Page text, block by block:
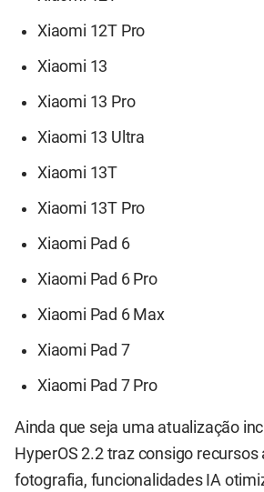
Xiaomi 12T Pro
Xiaomi 13
Xiaomi 13 Pro
Xiaomi 13 Ultra
Xiaomi 13T
Xiaomi 13T Pro
Xiaomi Pad 6
Xiaomi Pad 6 Pro
Xiaomi Pad 6 Max
Xiaomi Pad 7
Xiaomi Pad 7 Pro
Ainda que seja uma atualização
HyperOS 2.2 traz consigo recursos
fotografia, funcionalidades IA